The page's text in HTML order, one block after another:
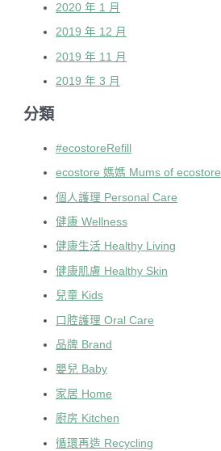
2020 年 1 月
2019 年 12 月
2019 年 11 月
2019 年 3 月
分類
#ecostoreRefill
ecostore 媽媽 Mums of ecostore
個人護理 Personal Care
健康 Wellness
健康生活 Healthy Living
健康肌膚 Healthy Skin
兒童 Kids
口腔護理 Oral Care
品牌 Brand
嬰兒 Baby
家居 Home
廚房 Kitchen
循環再造 Recycling